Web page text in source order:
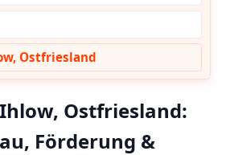
Ostfriesland
Ostfriesland:
Förderung &